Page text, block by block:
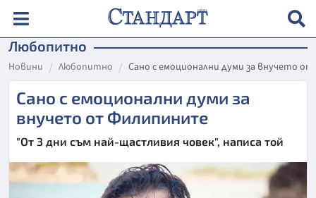
Любопитно
Новини Любопитно Сано с емоционални думи за внучето
Сано с емоционални думи за
внучето от Филипините
"От 3 дни съм най-щастливия човек", написа той